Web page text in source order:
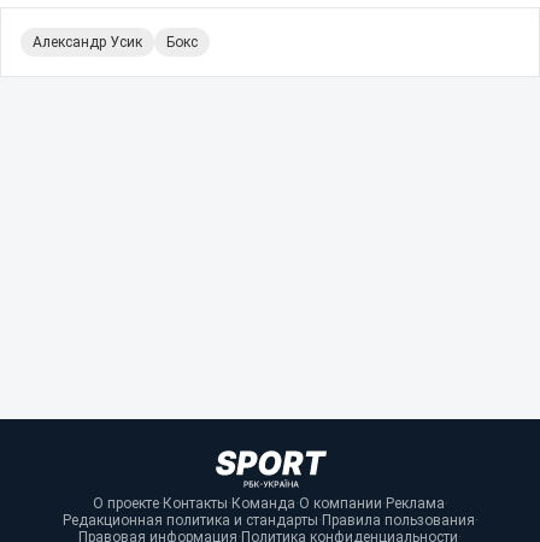
Александр Усик Бокс
О проекте·Контакты·Команда·О компании·Реклама·
Редакционная политика и стандарты·Правила пользования·
Правовая информация·Политика конфиденциальности·